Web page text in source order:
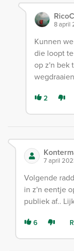
8 april
Kunnen
die loopt
op z'n bek
2
7 april
Volgende
in z'n eentje
publiek af..
6